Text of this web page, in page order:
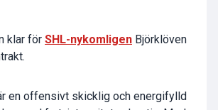
klar för SHL-nykomligen Björklöven
en offensivt skicklig och energifylld